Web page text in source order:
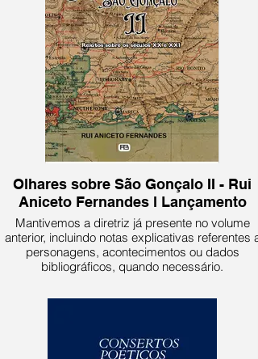
Olhares sobre São Gonçalo II - Rui
Aniceto Fernandes l Lançamento
Mantivemos a diretriz já presente no volume
anterior, incluindo notas explicativas referentes a
personagens, acontecimentos ou dados
bibliográficos, quando necessário.